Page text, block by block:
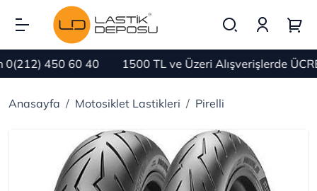
450 60 40 1500 TL ve Üzeri Alışverişlerde
Anasayfa Motosiklet Lastikleri Pirelli